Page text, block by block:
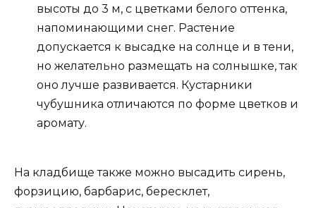
высоты до 3 м, с цветками белого оттенка,
напоминающими снег. Растение
допускается к высадке на солнце и в тени,
но желательно размещать на солнышке, так
оно лучше развивается. Кустарники
чубушника отличаются по форме цветков и
аромату.
На кладбище также можно высадить сирень,
форзицию, барбарис, бересклет,